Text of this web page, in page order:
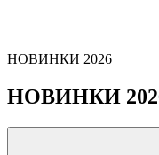
НОВИНКИ 2026
НОВИНКИ